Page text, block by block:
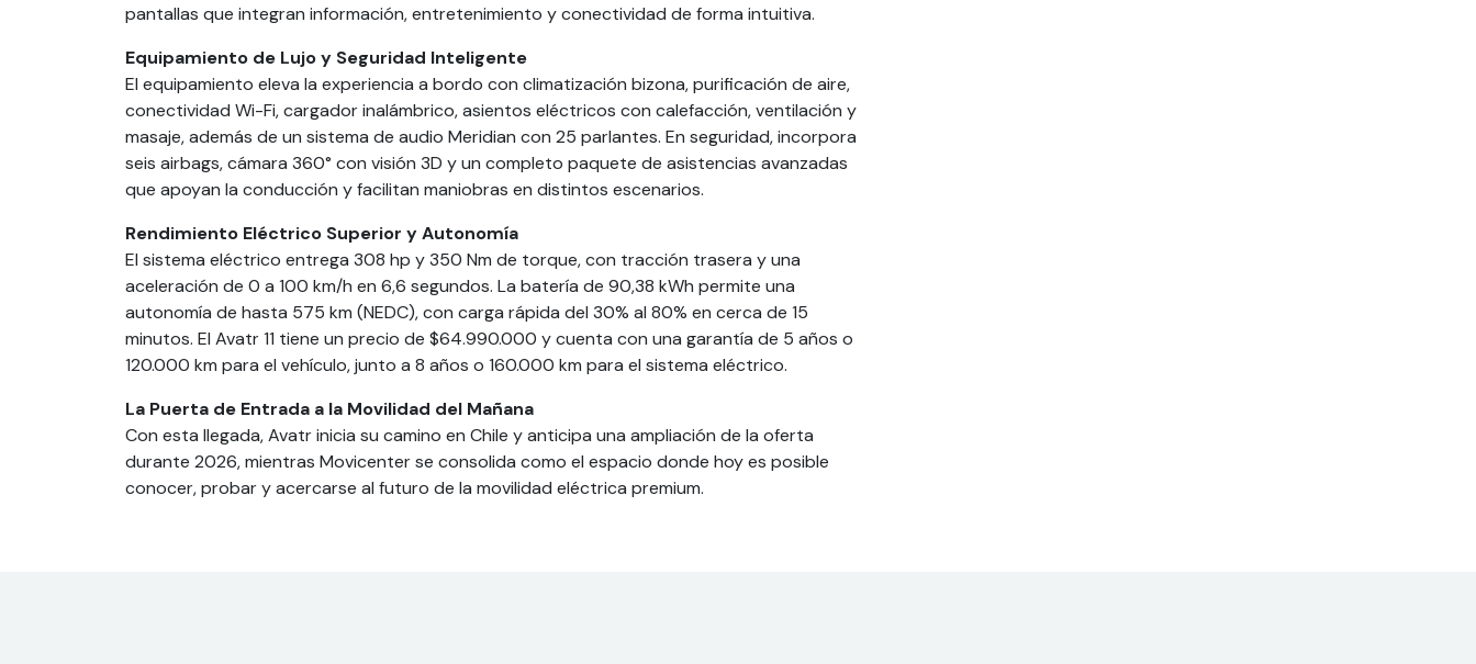
pantallas que integran información, entretenimiento y conectividad de forma intuitiva.
Equipamiento de Lujo y Seguridad Inteligente
El equipamiento eleva la experiencia a bordo con climatización bizona, purificación de aire,
conectividad Wi-Fi, cargador inalámbrico, asientos eléctricos con calefacción, ventilación y
masaje, además de un sistema de audio Meridian con 25 parlantes. En seguridad, incorpora
seis airbags, cámara 360° con visión 3D y un completo paquete de asistencias avanzadas
que apoyan la conducción y facilitan maniobras en distintos escenarios.
Rendimiento Eléctrico Superior y Autonomía
El sistema eléctrico entrega 308 hp y 350 Nm de torque, con tracción trasera y una
aceleración de 0 a 100 km/h en 6,6 segundos. La batería de 90,38 kWh permite una
autonomía de hasta 575 km (NEDC), con carga rápida del 30% al 80% en cerca de 15
minutos. El Avatr 11 tiene un precio de $64.990.000 y cuenta con una garantía de 5 años o
120.000 km para el vehículo, junto a 8 años o 160.000 km para el sistema eléctrico.
La Puerta de Entrada a la Movilidad del Mañana
Con esta llegada, Avatr inicia su camino en Chile y anticipa una ampliación de la oferta
durante 2026, mientras Movicenter se consolida como el espacio donde hoy es posible
conocer, probar y acercarse al futuro de la movilidad eléctrica premium.